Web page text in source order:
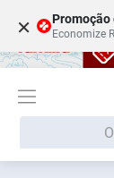
× Promoção
Economize
O que você